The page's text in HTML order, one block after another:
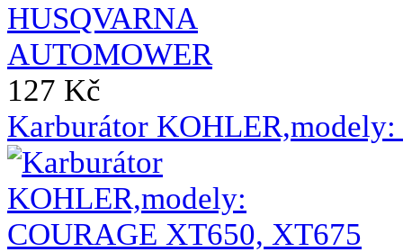
127 Kč
Karburátor